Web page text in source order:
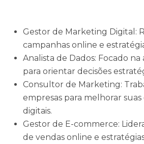
Gestor de Marketing Digital:
campanhas online e
Analista de Dados: Focado na
para orientar decisões
Consultor de Marketing:
empresas para melhorar suas
digitais.
Gestor de E-commerce:
de vendas online e